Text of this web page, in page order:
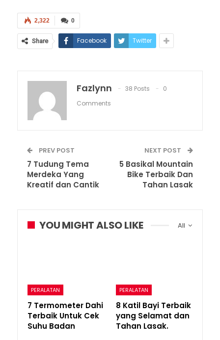
0
2,322
Share Facebook Twitter
Fazlynn 38 Posts
0
Comments
PREV POST
7 Tudung Tema
Merdeka Yang
Kreatif dan Cantik
NEXT POST
5 Basikal Mountain
Bike Terbaik Dan
Tahan Lasak
All
YOU MIGHT ALSO LIKE
PERALATAN
7 Termometer Dahi
Terbaik Untuk Cek
Suhu Badan
PERALATAN
8 Katil Bayi Terbaik
yang Selamat dan
Tahan Lasak.